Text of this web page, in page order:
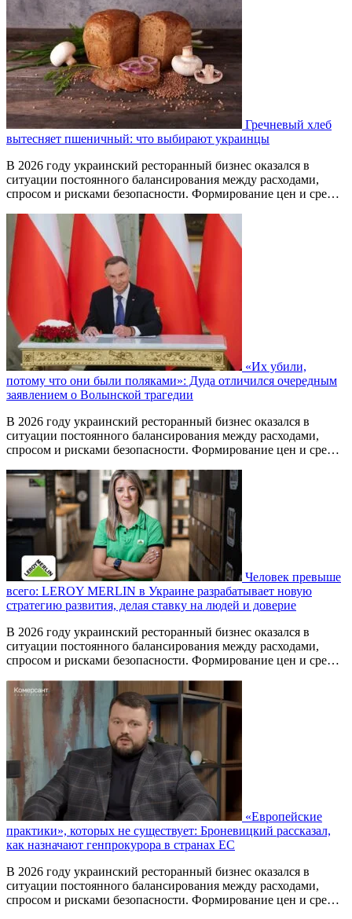
Гречневый хлеб
вытесняет пшеничный: что выбирают украинцы
В 2026 году украинский ресторанный бизнес оказался в
ситуации постоянного балансирования между расходами,
спросом и рисками безопасности. Формирование цен и сре…
«Их убили,
потому что они были поляками»: Дуда отличился очередным
заявлением о Волынской трагедии
В 2026 году украинский ресторанный бизнес оказался в
ситуации постоянного балансирования между расходами,
спросом и рисками безопасности. Формирование цен и сре…
Человек превыше
всего: LEROY MERLIN в Украине разрабатывает новую
стратегию развития, делая ставку на людей и доверие
В 2026 году украинский ресторанный бизнес оказался в
ситуации постоянного балансирования между расходами,
спросом и рисками безопасности. Формирование цен и сре…
«Европейские
практики», которых не существует: Броневицкий рассказал,
как назначают генпрокурора в странах ЕС
В 2026 году украинский ресторанный бизнес оказался в
ситуации постоянного балансирования между расходами,
спросом и рисками безопасности. Формирование цен и сре…